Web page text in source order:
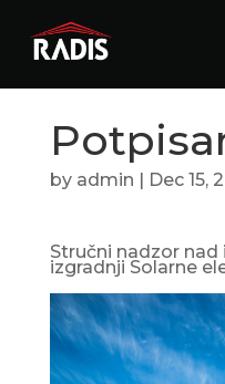
by admin | Dec 15,
Stručni nadzor
izgradnji Solarne